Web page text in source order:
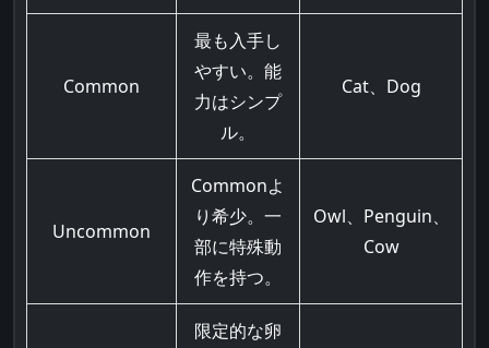
Common
最も入手し
やすい。能
力はシンプ
ル。
Cat、Dog
Uncommon
Commonよ
り希少。一
部に特殊動
作を持つ。
Owl、Penguin、
Cow
限定的な卵